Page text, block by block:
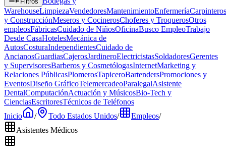
WarehouseLimpiezaVendedoresMantenimientoEnfermeríaCarpinteros
y ConstrucciónMeseros y CocinerosChoferes y TroquerosOtros
empleosFábricasCuidado de NiñosOficinaBusco EmpleoTrabajo
Desde CasaHotelesMecánica de
AutosCosturaIndependientesCuidado de
AncianosGuardiasCajerosJardineroElectricistasSoldadoresGerentes
y SupervisoresBarberos y CosmetólogasInternetMarketing y
Relaciones PúblicasPlomerosTapiceroBartendersPromociones y
EventosDiseño GráficoTelemercadeoParalegalAsistente
DentalComputaciónActuación y MúsicosBio-Tech y
CienciasEscritoresTécnicos de Teléfonos
Inicio
/ Todo Estados Unidos/ Empleos/
Asistentes Médicos